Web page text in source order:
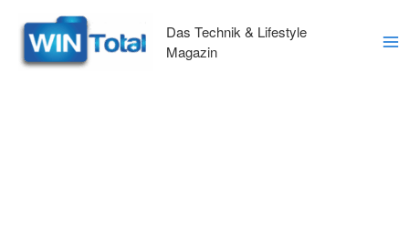
Inhalt
springen
Das Technik & Lifestyle
Magazin